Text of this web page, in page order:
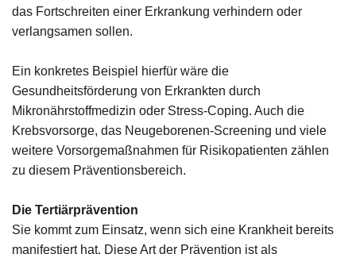
das Fortschreiten einer Erkrankung verhindern oder
verlangsamen sollen.
Ein konkretes Beispiel hierfür wäre die
Gesundheitsförderung von Erkrankten durch
Mikronährstoffmedizin oder Stress-Coping. Auch die
Krebsvorsorge, das Neugeborenen-Screening und viele
weitere Vorsorgemaßnahmen für Risikopatienten zählen
zu diesem Präventionsbereich.
Die Tertiärprävention
Sie kommt zum Einsatz, wenn sich eine Krankheit bereits
manifestiert hat. Diese Art der Prävention ist als